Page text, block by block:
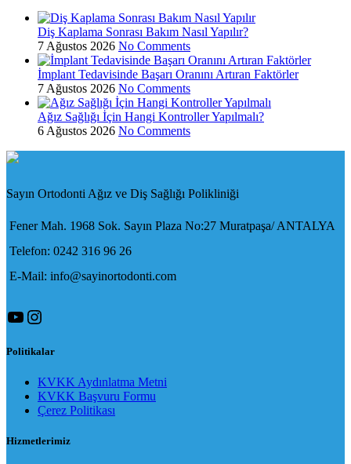
Diş Kaplama Sonrası Bakım Nasıl Yapılır?
7 Ağustos 2026 No Comments
İmplant Tedavisinde Başarı Oranını Artıran Faktörler
7 Ağustos 2026 No Comments
Ağız Sağlığı İçin Hangi Kontroller Yapılmalı?
6 Ağustos 2026 No Comments
Sayın Ortodonti Ağız ve Diş Sağlığı Polikliniği
Fener Mah. 1968 Sok. Sayın Plaza No:27 Muratpaşa/ ANTALYA
Telefon: 0242 316 96 26
E-Mail: info@sayinortodonti.com
YouTube
Instagram
Politikalar
KVKK Aydınlatma Metni
KVKK Başvuru Formu
Çerez Politikası
Hizmetlerimiz